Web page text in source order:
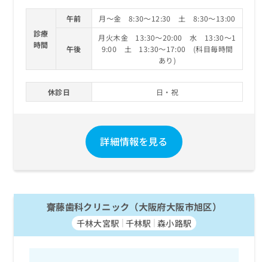
診療
時間
午前 月～金 8:30～12:30 土 8:30～13:00
午後
月火木金 13:30～20:00 水 13:30～1
9:00 土 13:30～17:00 (科目毎時間
あり)
休診日 日・祝
詳細情報を見る
齋藤歯科クリニック（大阪府大阪市旭区）
千林大宮駅 千林駅 森小路駅